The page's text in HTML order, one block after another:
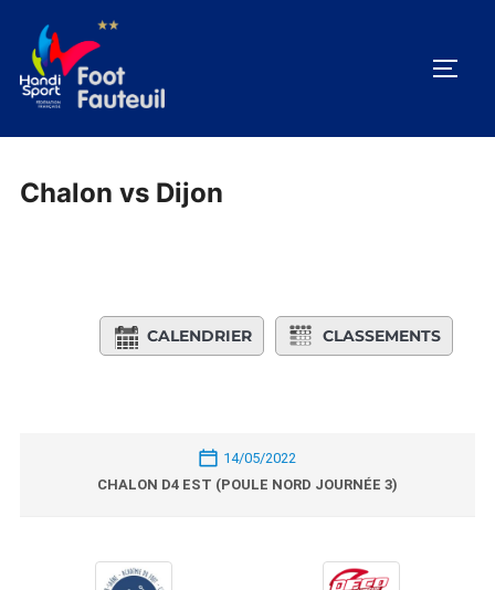
contenu
Chalon vs Dijon
CALENDRIER CLASSEMENTS
14/05/2022
CHALON D4 EST (POULE NORD JOURNÉE 3)